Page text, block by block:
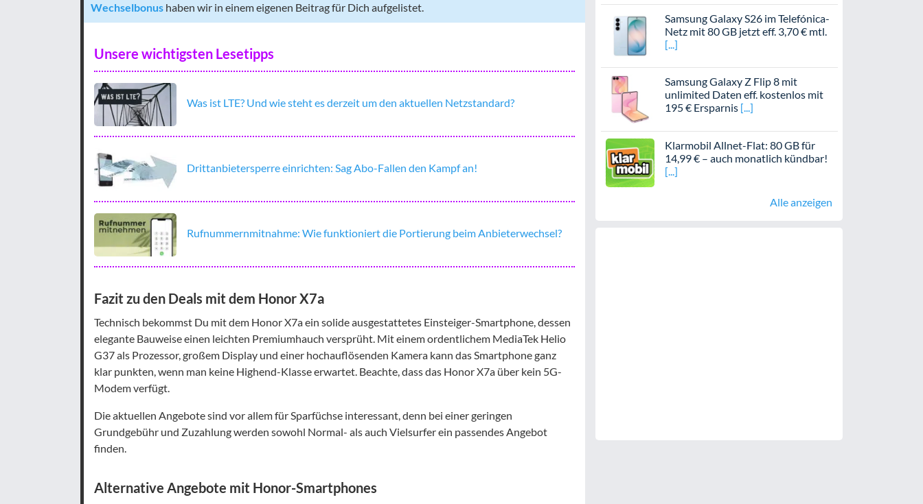
Wechselbonus haben wir in einem eigenen Beitrag für Dich aufgelistet.
Unsere wichtigsten Lesetipps
Was ist LTE? Und wie steht es derzeit um den aktuellen Netzstandard?
Drittanbietersperre einrichten: Sag Abo-Fallen den Kampf an!
Rufnummernmitnahme: Wie funktioniert die Portierung beim Anbieterwechsel?
Fazit zu den Deals mit dem Honor X7a
Technisch bekommst Du mit dem Honor X7a ein solide ausgestattetes Einsteiger-Smartphone, dessen
elegante Bauweise einen leichten Premiumhauch versprüht. Mit einem ordentlichem MediaTek Helio
G37 als Prozessor, großem Display und einer hochauflösenden Kamera kann das Smartphone ganz
klar punkten, wenn man keine Highend-Klasse erwartet. Beachte, dass das Honor X7a über kein 5G-
Modem verfügt.
Die aktuellen Angebote sind vor allem für Sparfüchse interessant, denn bei einer geringen
Grundgebühr und Zuzahlung werden sowohl Normal- als auch Vielsurfer ein passendes Angebot
finden.
Alternative Angebote mit Honor-Smartphones
Samsung Galaxy S26 im Telefónica-
Netz mit 80 GB jetzt eff. 3,70 € mtl.
Samsung Galaxy Z Flip 8 mit
unlimited Daten eff. kostenlos mit
195 € Ersparnis
Klarmobil Allnet-Flat: 80 GB für
14,99 € – auch monatlich kündbar!
Alle anzeigen